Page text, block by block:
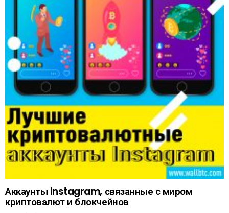
Аккаунты Instagram, связанные с миром
криптовалют и блокчейнов